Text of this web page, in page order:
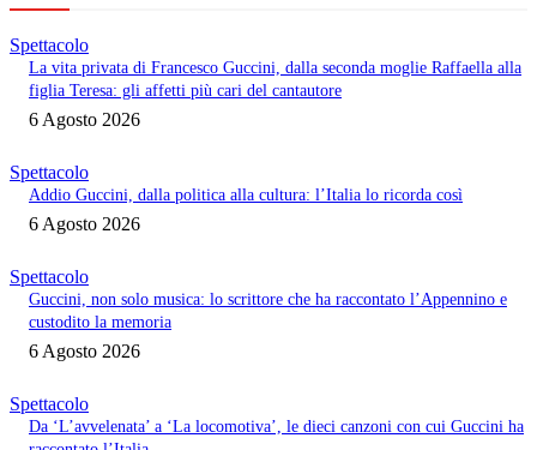
Spettacolo
La vita privata di Francesco Guccini, dalla seconda moglie Raffaella alla
figlia Teresa: gli affetti più cari del cantautore
6 Agosto 2026
Spettacolo
Addio Guccini, dalla politica alla cultura: l’Italia lo ricorda così
6 Agosto 2026
Spettacolo
Guccini, non solo musica: lo scrittore che ha raccontato l’Appennino e
custodito la memoria
6 Agosto 2026
Spettacolo
Da ‘L’avvelenata’ a ‘La locomotiva’, le dieci canzoni con cui Guccini ha